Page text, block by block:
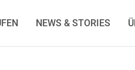
NEWS & STORIES